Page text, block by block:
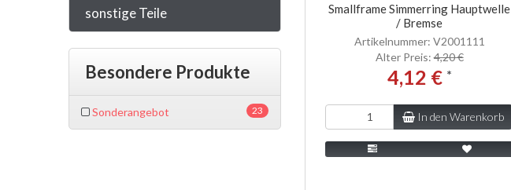
Smallframe Simmerring Hauptwelle
/ Bremse
Artikelnummer: V2001111
Alter Preis:4,20 €
4,12 € *
In den Warenkorb
sonstige Teile
Besondere Produkte
23
Sonderangebot